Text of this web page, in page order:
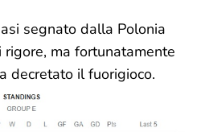
segnato dalla Polonia
rigore, ma fortunatamente
decretato il fuorigioco.